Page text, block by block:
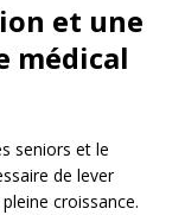
et une
médical
seniors et le
de lever
croissance.